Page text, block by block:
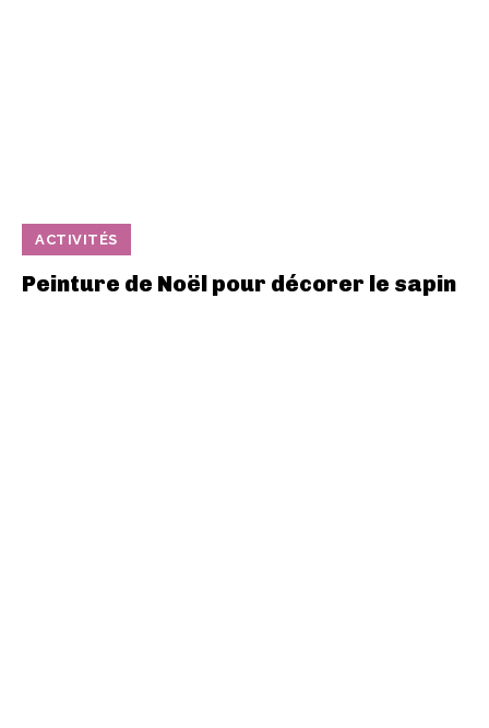
ACTIVITÉS
Peinture de Noël pour décorer le sapin